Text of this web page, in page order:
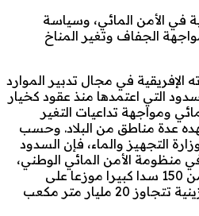
في الأمن المائي، وسياسة
الجفاف وتغير المناخ
في مجال تدبير الموارد
التي اعتمدها منذ عقود كخيار
ومواجهة تداعيات التغير
عدة مناطق من البلاد. وحسب
التجهيز والماء، فإن السدود
منظومة الأمن المائي الوطني،
إذ تضم المملكة اليوم أكثر من 150 سدا كبيرا موزعا على
مختلف الجهات، بطاقة تخزينية تتجاوز 20 مليار متر مكعب